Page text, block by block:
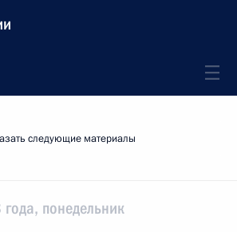
следующие материалы
понедельник